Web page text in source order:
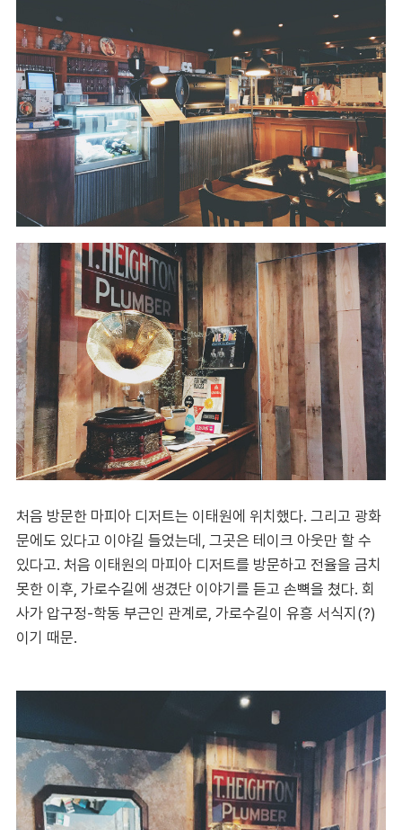
처음 방문한 마피아 디저트는 이태원에 위치했다. 그리고 광화
문에도 있다고 이야길 들었는데, 그곳은 테이크 아웃만 할 수
있다고. 처음 이태원의 마피아 디저트를 방문하고 전율을 금치
못한 이후, 가로수길에 생겼단 이야기를 듣고 손뼉을 쳤다. 회
사가 압구정-학동 부근인 관계로, 가로수길이 유흥 서식지(?)
이기 때문.